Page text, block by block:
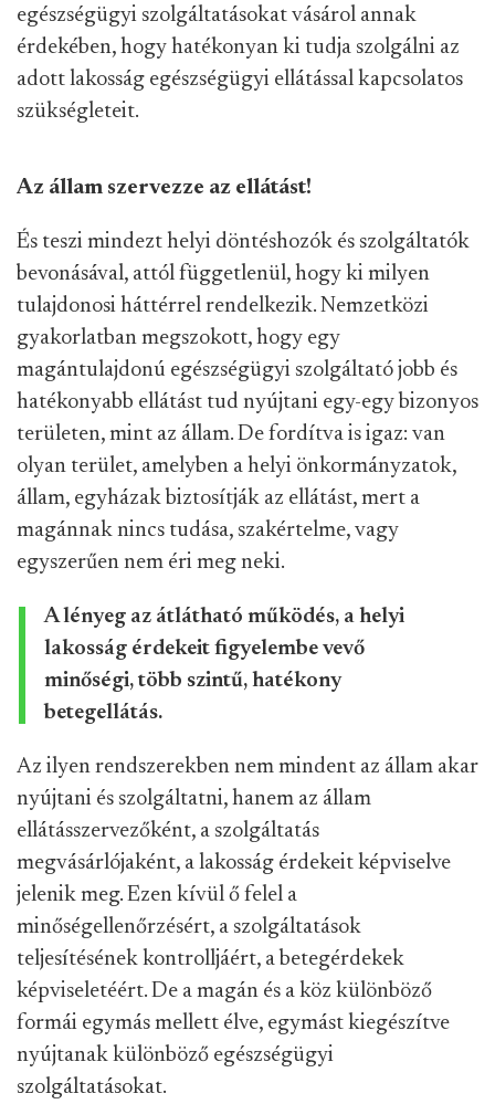
egészségügyi szolgáltatásokat vásárol annak
érdekében, hogy hatékonyan ki tudja szolgálni az
adott lakosság egészségügyi ellátással kapcsolatos
szükségleteit.
Az állam szervezze az ellátást!
És teszi mindezt helyi döntéshozók és szolgáltatók
bevonásával, attól függetlenül, hogy ki milyen
tulajdonosi háttérrel rendelkezik. Nemzetközi
gyakorlatban megszokott, hogy egy
magántulajdonú egészségügyi szolgáltató jobb és
hatékonyabb ellátást tud nyújtani egy-egy bizonyos
területen, mint az állam. De fordítva is igaz: van
olyan terület, amelyben a helyi önkormányzatok,
állam, egyházak biztosítják az ellátást, mert a
magánnak nincs tudása, szakértelme, vagy
egyszerűen nem éri meg neki.
A lényeg az átlátható működés, a helyi
lakosság érdekeit figyelembe vevő
minőségi, több szintű, hatékony
betegellátás.
Az ilyen rendszerekben nem mindent az állam akar
nyújtani és szolgáltatni, hanem az állam
ellátásszervezőként, a szolgáltatás
megvásárlójaként, a lakosság érdekeit képviselve
jelenik meg. Ezen kívül ő felel a
minőségellenőrzésért, a szolgáltatások
teljesítésének kontrolljáért, a betegérdekek
képviseletéért. De a magán és a köz különböző
formái egymás mellett élve, egymást kiegészítve
nyújtanak különböző egészségügyi
szolgáltatásokat.